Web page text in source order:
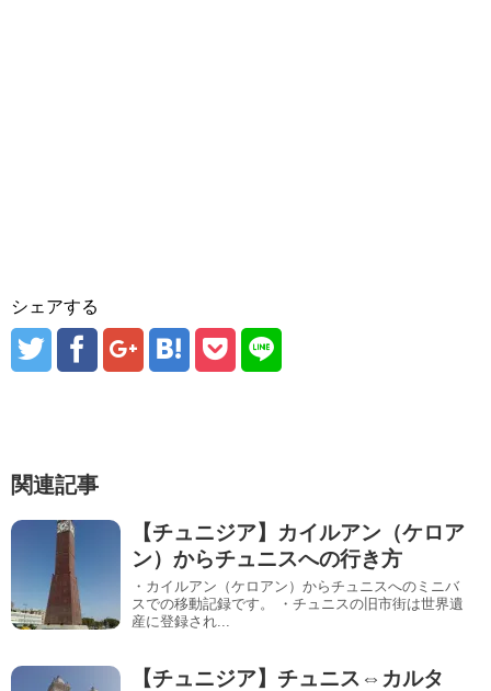
シェアする
関連記事
【チュニジア】カイルアン（ケロア
ン）からチュニスへの行き方
・カイルアン（ケロアン）からチュニスへのミニバ
スでの移動記録です。 ・チュニスの旧市街は世界遺
産に登録され...
【チュニジア】チュニス⇔カルタ